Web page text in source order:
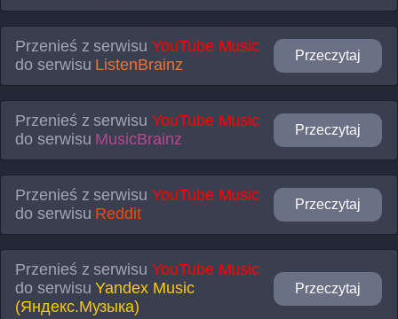
Przenieś z serwisu YouTube Music
do serwisu ListenBrainz
Przeczytaj
Przenieś z serwisu YouTube Music
do serwisu MusicBrainz
Przeczytaj
Przenieś z serwisu YouTube Music
do serwisu Reddit
Przeczytaj
Przenieś z serwisu YouTube Music
do serwisuYandex Music
(Яндекс.Музыка)
Przeczytaj